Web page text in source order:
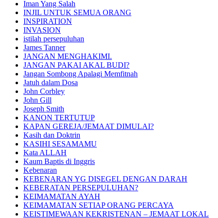
Iman Yang Salah
INJIL UNTUK SEMUA ORANG
INSPIRATION
INVASION
istilah persepuluhan
James Tanner
JANGAN MENGHAKIMI.
JANGAN PAKAI AKAL BUDI?
Jangan Sombong Apalagi Memfitnah
Jatuh dalam Dosa
John Corbley
John Gill
Joseph Smith
KANON TERTUTUP
KAPAN GEREJA/JEMAAT DIMULAI?
Kasih dan Doktrin
KASIHI SESAMAMU
Kata ALLAH
Kaum Baptis di Inggris
Kebenaran
KEBENARAN YG DISEGEL DENGAN DARAH
KEBERATAN PERSEPULUHAN?
KEIMAMATAN AYAH
KEIMAMATAN SETIAP ORANG PERCAYA
KEISTIMEWAAN KEKRISTENAN – JEMAAT LOKAL